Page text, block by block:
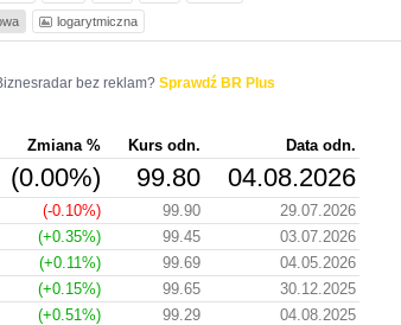
logarytmiczna
bez reklam? Sprawdź BR Plus
Zmiana % Kurs odn.
Data odn.
(0.00%) 99.80 04.08.2026
(-0.10%) 99.90
29.07.2026
(+0.35%) 99.45
03.07.2026
(+0.11%) 99.69
04.05.2026
(+0.15%) 99.65
30.12.2025
(+0.51%) 99.29 04.08.2025